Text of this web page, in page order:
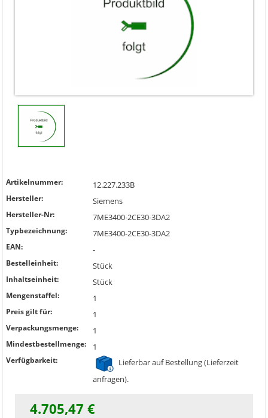
Artikelnummer: 12.227.233B
Hersteller: Siemens
Hersteller-Nr: 7ME3400-2CE30-3DA2
Typbezeichnung: 7ME3400-2CE30-3DA2
EAN: -
Bestelleinheit: Stück
Inhaltseinheit: Stück
Mengenstaffel: 1
Preis gilt für: 1
Verpackungsmenge: 1
Mindestbestellmenge: 1
Verfügbarkeit:
Lieferbar auf Bestellung (Lieferzeit
anfragen).
4.705,47 €